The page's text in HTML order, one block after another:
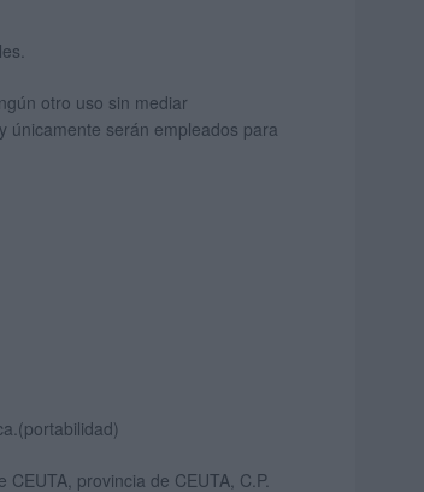
otro uso sin mediar
únicamente serán empleados para
provincia de CEUTA, C.P.